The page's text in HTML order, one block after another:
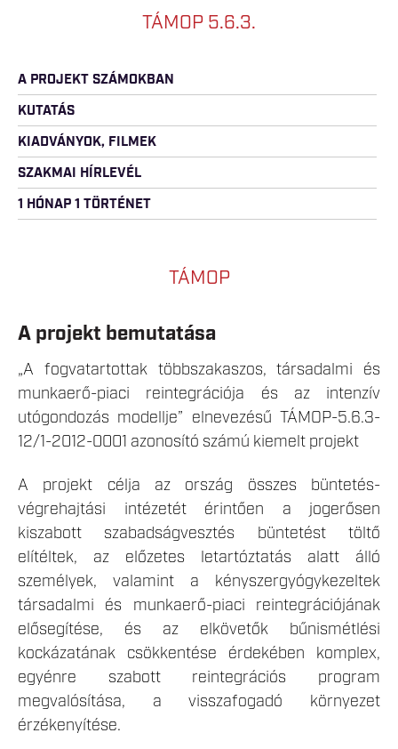
TÁMOP 5.6.3.
A PROJEKT SZÁMOKBAN
KUTATÁS
KIADVÁNYOK, FILMEK
SZAKMAI HÍRLEVÉL
1 HÓNAP 1 TÖRTÉNET
TÁMOP
A projekt bemutatása
„A fogvatartottak többszakaszos, társadalmi és
munkaerő-piaci reintegrációja és az intenzív
utógondozás modellje” elnevezésű TÁMOP-5.6.3-
12/1-2012-0001 azonosító számú kiemelt projekt
A projekt célja az ország összes büntetés-
végrehajtási intézetét érintően a jogerősen
kiszabott szabadságvesztés büntetést töltő
elítéltek, az előzetes letartóztatás alatt álló
személyek, valamint a kényszergyógykezeltek
társadalmi és munkaerő-piaci reintegrációjának
elősegítése, és az elkövetők bűnismétlési
kockázatának csökkentése érdekében komplex,
egyénre szabott reintegrációs program
megvalósítása, a visszafogadó környezet
érzékenyítése.